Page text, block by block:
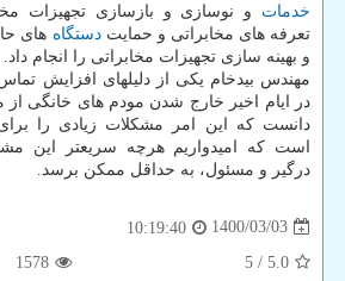
خدمات و نوسازی و بازسازی تجهیزات
تعرفه های مخابراتی و حمایتدستگاه های
و بهینه سازی تجهیزات مخابراتی را انجام داد.
در ایام اخیر خارج شدن مودم های خانگی
دانست که این امر مشکلات زیادی را
است که امیدواریم هرچه سریعتر این
درگیر و مسئول، به حداقل ممکن برسد.
1400/03/03
10:19:40
5.0
/
5
1578